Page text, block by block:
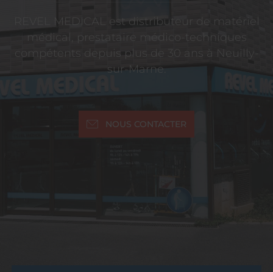
REVEL MEDICAL est distributeur de matériel
médical, prestataire médico-techniques
compétents depuis plus de 30 ans à Neuilly-
sur-Marne.
NOUS CONTACTER